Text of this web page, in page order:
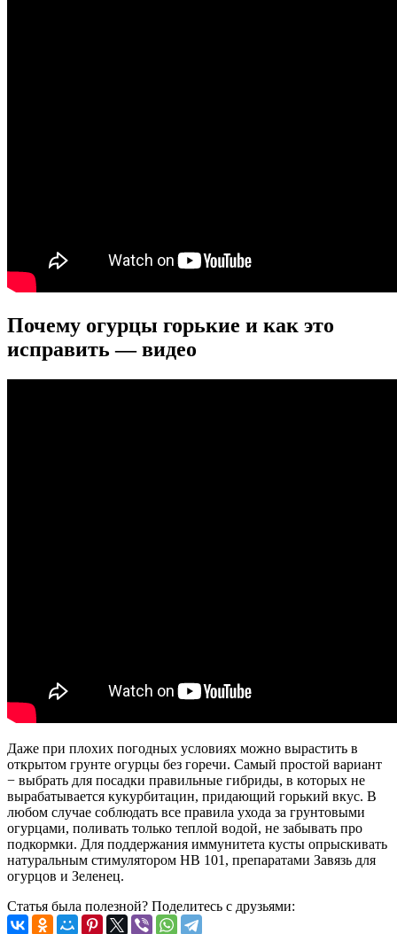
Почему огурцы горькие и как это
исправить — видео
Даже при плохих погодных условиях можно вырастить в
открытом грунте огурцы без горечи. Самый простой вариант
− выбрать для посадки правильные гибриды, в которых не
вырабатывается кукурбитацин, придающий горький вкус. В
любом случае соблюдать все правила ухода за грунтовыми
огурцами, поливать только теплой водой, не забывать про
подкормки. Для поддержания иммунитета кусты опрыскивать
натуральным стимулятором HB 101, препаратами Завязь для
огурцов и Зеленец.
Статья была полезной? Поделитесь с друзьями: